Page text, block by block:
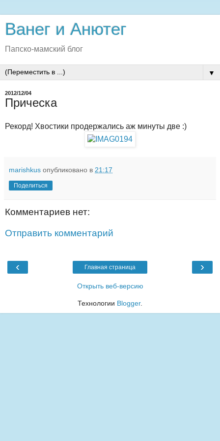
Ванег и Анютег
Папско-мамский блог
▼
2012/12/04
Прическа
Рекорд! Хвостики продержались аж минуты две :)
marishkus опубликовано в 21:17
Поделиться
Комментариев нет:
Отправить комментарий
‹ ›
Главная страница
Открыть веб-версию
Технологии Blogger.